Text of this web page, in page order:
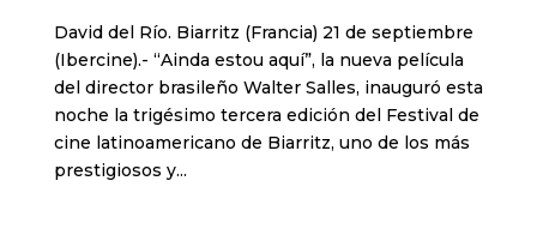
David del Río. Biarritz (Francia) 21 de septiembre
(Ibercine).- “Ainda estou aquí”, la nueva película
del director brasileño Walter Salles, inauguró esta
noche la trigésimo tercera edición del Festival de
cine latinoamericano de Biarritz, uno de los más
prestigiosos y...